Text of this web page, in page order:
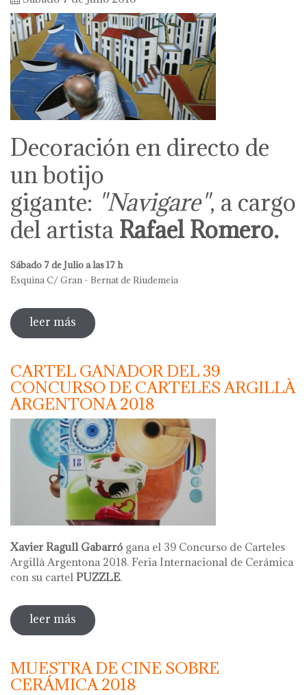
Decoración en directo de
un botijo
gigante: "Navigare", a cargo
del artista Rafael Romero.
Sábado 7 de Julio a las 17 h
Esquina C/ Gran - Bernat de Riudemeia
leer más sobre acción artística
CARTEL GANADOR DEL 39
CONCURSO DE CARTELES ARGILLÀ
ARGENTONA 2018
Xavier Ragull Gabarró gana el 39 Concurso de Carteles
Argillà Argentona 2018. Feria Internacional de Cerámica
con su cartel PUZZLE.
leer más sobre cartel ganador del 39 concurso de
carteles argillà argentona 2018
MUESTRA DE CINE SOBRE
CERÁMICA 2018